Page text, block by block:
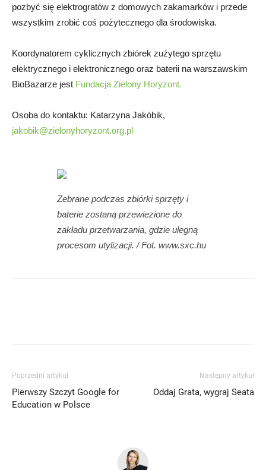
pozbyć się elektrogratów z domowych zakamarków i przede
wszystkim zrobić coś pożytecznego dla środowiska.
Koordynatorem cyklicznych zbiórek zużytego sprzętu
elektrycznego i elektronicznego oraz baterii na warszawskim
BioBazarze jest Fundacja Zielony Horyzont.
Osoba do kontaktu: Katarzyna Jakóbik,
jakobik@zielonyhoryzont.org.pl
Zebrane podczas zbiórki sprzęty i
baterie zostaną przewiezione do
zakładu przetwarzania, gdzie ulegną
procesom utylizacji. / Fot. www.sxc.hu
Poprzedni artykuł
Pierwszy Szczyt Google for
Education w Polsce
Następny artykuł
Oddaj Grata, wygraj Seata